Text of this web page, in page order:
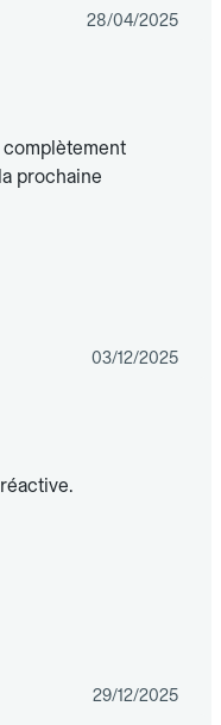
28/04/2025
prochaine
03/12/2025
29/12/2025